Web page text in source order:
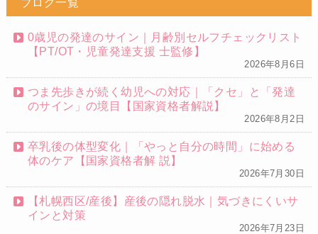
0歳児の発達のサイン｜月齢別セルフチェックリスト
【PT/OT・児童発達支援 士監修】
2026年8月6日
つま先歩きが続く幼児への対応｜「クセ」と「発達
のサイン」の境目【国家資格者解説】
2026年8月2日
卒乳後の体型変化｜「やっと自分の時間」に始める
体のケア【国家資格者解 説】
2026年7月30日
【札幌西区/産後】産後の隠れ脱水｜気づきにくいサ
インと対策
2026年7月23日